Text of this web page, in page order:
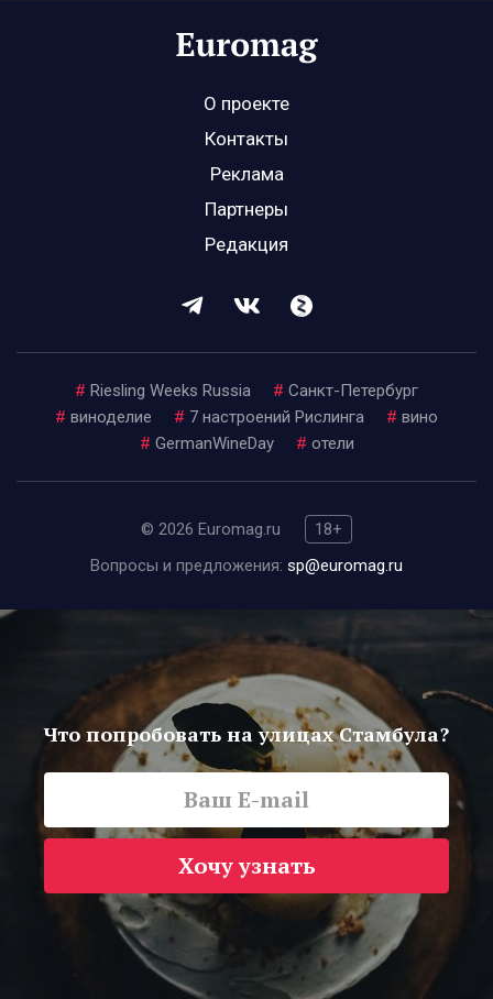
О проекте
Контакты
Реклама
Партнеры
Редакция
# Riesling Weeks Russia # Санкт-Петербург
# виноделие # 7 настроений Рислинга # вино
# GermanWineDay # отели
© 2026 Euromag.ru
18+
Вопросы и предложения: sp@euromag.ru
Что попробовать на улицах Стамбула?
Хочу узнать